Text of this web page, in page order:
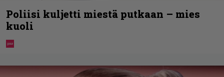
Poliisi kuljetti miestä putkaan – mies
kuoli